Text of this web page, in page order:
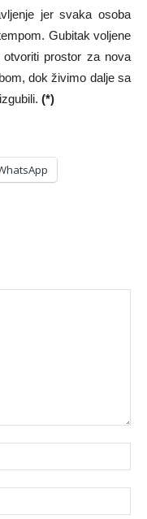
jer svaka osoba
Gubitak voljene
prostor za nova
dok živimo dalje sa
(*)